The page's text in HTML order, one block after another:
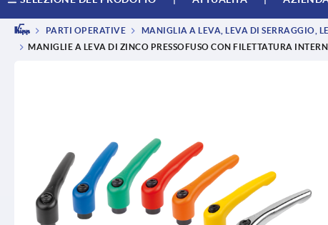
PARTI OPERATIVE MANIGLIA A LEVA, LEVA DI SERRAGGIO,
MANIGLIE A LEVA DI ZINCO PRESSOFUSO CON FILETTATURA